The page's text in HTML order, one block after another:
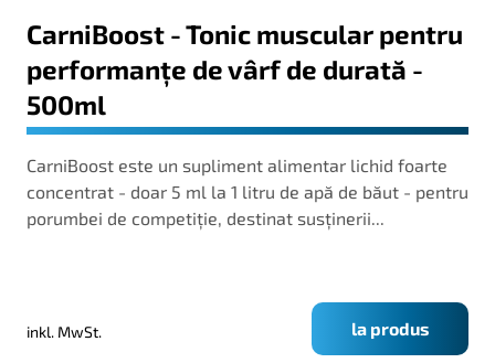
CarniBoost - Tonic muscular pentru
performanțe de vârf de durată -
500ml
CarniBoost este un supliment alimentar lichid foarte
concentrat - doar 5 ml la 1 litru de apă de băut - pentru
porumbei de competiție, destinat susținerii...
inkl. MwSt. la produs